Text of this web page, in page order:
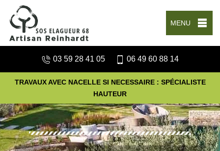
MENU
03 59 28 41 05 06 49 60 88 14
TRAVAUX AVEC NACELLE SI NECESSAIRE : SPÉCIALISTE
HAUTEUR